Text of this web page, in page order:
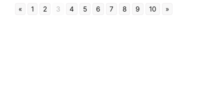
« 1 2 3 4 5 6 7 8 9 10 »